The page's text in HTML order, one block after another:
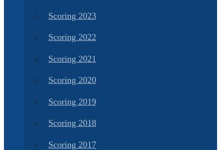
Scoring 2023
Scoring 2022
Scoring 2021
Scoring 2020
Scoring 2019
Scoring 2018
Scoring 2017